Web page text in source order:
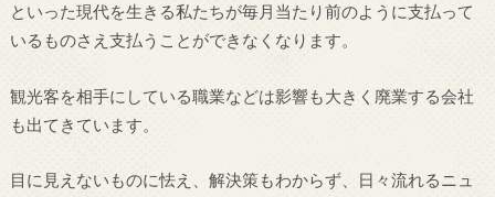
といった現代を生きる私たちが毎月当たり前のように支払って
いるものさえ支払うことができなくなります。
観光客を相手にしている職業などは影響も大きく廃業する会社
も出てきています。
目に見えないものに怯え、解決策もわからず、日々流れるニュ